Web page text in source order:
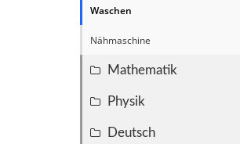
Waschen
Nähmaschine
Mathematik
Physik
Deutsch